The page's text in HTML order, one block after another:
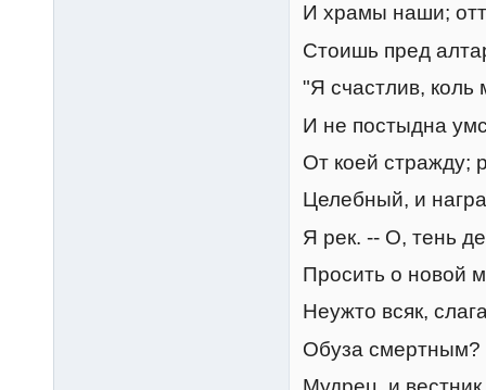
И храмы наши;
Стоишь пред
"Я счастлив, коль
И не постыдна
От коей стражду;
Целебный, и
Я рек. -- О, тень
Просить о новой
Неужто всяк,
Обуза смертным?